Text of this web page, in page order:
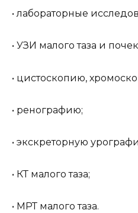
• лабораторные
• УЗИ малого таза и
• цистоскопию,
• ренографию;
• экскреторную
• КТ малого таза;
• МРТ малого таза.